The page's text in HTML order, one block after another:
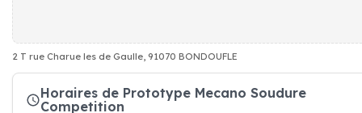
2 T rue Charue les de Gaulle, 91070 BONDOUFLE
Horaires de Prototype Mecano Soudure
Competition